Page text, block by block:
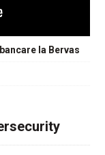
la Bervas